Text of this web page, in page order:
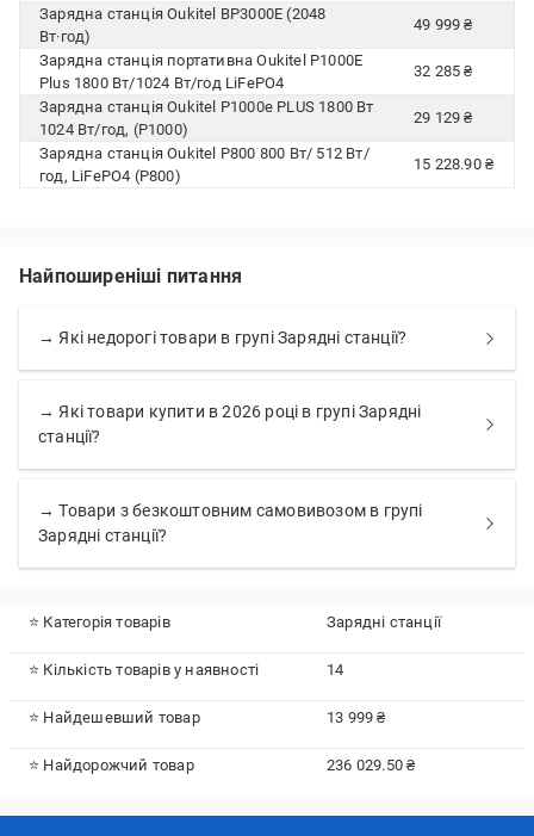
Зарядна станція Oukitel BP3000E (2048
Вт·год)
49 999 ₴
Зарядна станція портативна Oukitel P1000E
Plus 1800 Вт/1024 Вт/год LiFePO4
32 285 ₴
Зарядна станція Oukitel P1000e PLUS 1800 Вт
1024 Вт/год, (P1000)
29 129 ₴
Зарядна станція Oukitel P800 800 Вт/ 512 Вт/
год, LiFePO4 (P800)
15 228.90 ₴
Найпоширеніші питання
→ Які недорогі товари в групі Зарядні станції?
→ Які товари купити в 2026 році в групі Зарядні
станції?
→ Товари з безкоштовним самовивозом в групі
Зарядні станції?
⭐ Категорія товарів Зарядні станції
⭐ Кількість товарів у наявності 14
⭐ Найдешевший товар 13 999 ₴
⭐ Найдорожчий товар 236 029.50 ₴